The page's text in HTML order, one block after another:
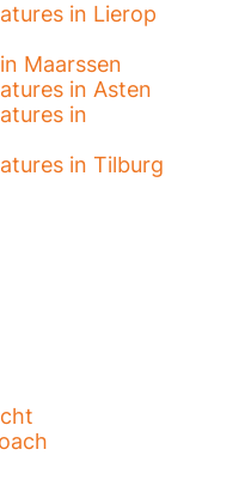
in Lierop
Maarssen
in Asten
in
in Tilburg